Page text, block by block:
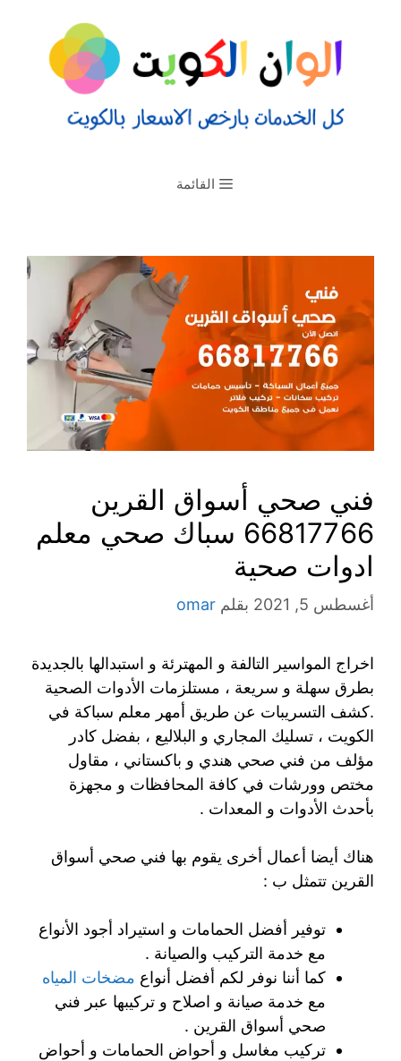
القائمة
فني صحي أسواق القرين
66817766 سباك صحي معلم
ادوات صحية
أغسطس 5, 2021 بقلم omar
اخراج المواسير التالفة و المهترئة و استبدالها بالجديدة
بطرق سهلة و سريعة ، مستلزمات الأدوات الصحية
.كشف التسريبات عن طريق أمهر معلم سباكة في
الكويت ، تسليك المجاري و البلاليع ، بفضل كادر
مؤلف من فني صحي هندي و باكستاني ، مقاول
مختص وورشات في كافة المحافظات و مجهزة
بأحدث الأدوات و المعدات .
هناك أيضا أعمال أخرى يقوم بها فني صحي أسواق
القرين تتمثل ب :
توفير أفضل الحمامات و استيراد أجود الأنواع
مع خدمة التركيب والصيانة .
كما أننا نوفر لكم أفضل أنواع مضخات المياه
مع خدمة صيانة و اصلاح و تركيبها عبر فني
صحي أسواق القرين .
تركيب مغاسل و أحواض الحمامات و أحواض